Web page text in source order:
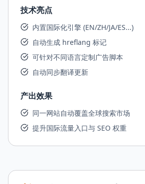
技术亮点
内置国际化引擎 (EN/ZH/JA/ES...)
自动生成 hreflang 标记
可针对不同语言定制广告脚本
自动同步翻译更新
产出效果
同一网站自动覆盖全球搜索市场
提升国际流量入口与 SEO 权重